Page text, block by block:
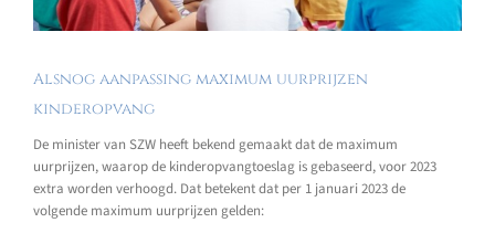
Alsnog aanpassing maximum uurprijzen
kinderopvang
De minister van SZW heeft bekend gemaakt dat de maximum
uurprijzen, waarop de kinderopvangtoeslag is gebaseerd, voor 2023
extra worden verhoogd. Dat betekent dat per 1 januari 2023 de
volgende maximum uurprijzen gelden: